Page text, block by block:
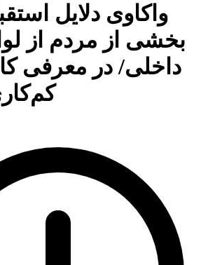
واکاوی دلایل
بخشی از مردم از
داخلی/ در معرفی